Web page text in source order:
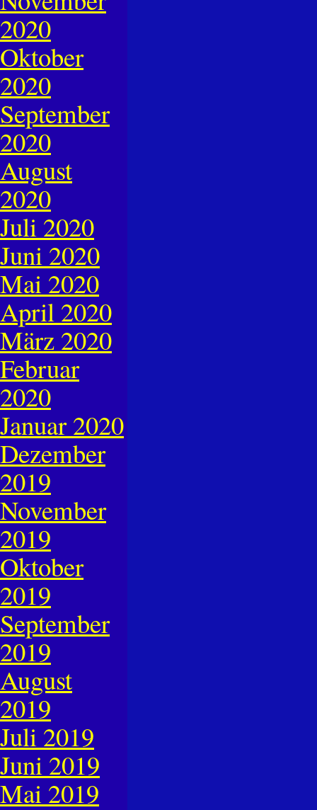
2020
Oktober
2020
September
2020
August
2020
Juli 2020
Juni 2020
Mai 2020
April 2020
März 2020
Februar
2020
Januar 2020
Dezember
2019
November
2019
Oktober
2019
September
2019
August
2019
Juli 2019
Juni 2019
Mai 2019